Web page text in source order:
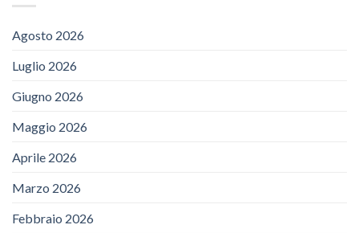
Agosto 2026
Luglio 2026
Giugno 2026
Maggio 2026
Aprile 2026
Marzo 2026
Febbraio 2026